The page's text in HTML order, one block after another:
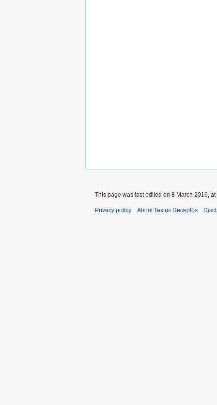
This page was last edited on 8 March 2016, at
Privacy policy About Textus Receptus